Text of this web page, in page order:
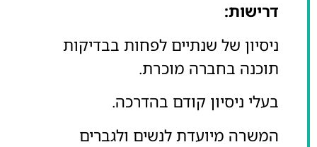
דרישות:
ניסיון של שנתיים לפחות בבדיקות
תוכנה בחברה מוכרת.
בעלי ניסיון קודם בהדרכה.
המשרה מיועדת לנשים ולגברים